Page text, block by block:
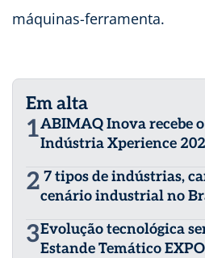
máquinas-ferramenta.
Em alta
1ABIMAQ Inova recebe
Indústria Xperience
2 7 tipos de indústrias,
cenário industrial no
3Evolução tecnológica
Estande Temático